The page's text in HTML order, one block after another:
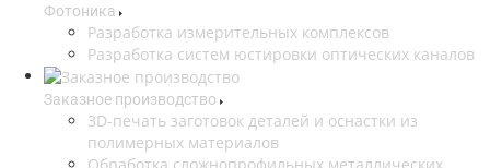
Фотоника
Разработка измерительных комплексов
Разработка систем юстировки оптических каналов
Заказное производство
3D-печать заготовок деталей и оснастки из
полимерных материалов